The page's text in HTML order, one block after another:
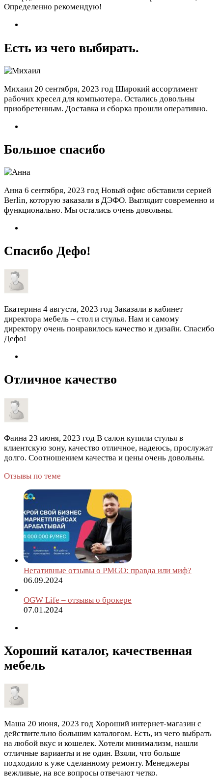
Определенно рекомендую!
Есть из чего выбирать.
Михаил 20 сентября, 2023 год Широкий ассортимент
рабочих кресел для компьютера. Остались довольны
приобретенным. Доставка и сборка прошли оперативно.
Большое спасибо
Анна 6 сентября, 2023 год Новый офис обставили серией
Berlin, которую заказали в ДЭФО. Выглядит современно и
функционально. Мы остались очень довольны.
Спасибо Дефо!
Екатерина 4 августа, 2023 год Заказали в кабинет
директора мебель – стол и стулья. Нам и самому
директору очень понравилось качество и дизайн. Спасибо
Дефо!
Отличное качество
Фаина 23 июня, 2023 год В салон купили стулья в
клиентскую зону, качество отличное, надеюсь, прослужат
долго. Соотношением качества и цены очень довольны.
Отзывы по теме
Негативные отзывы о PMGO: правда или миф?
06.09.2024
OGW Life – отзывы о брокере
07.01.2024
Хороший каталог, качественная
мебель
Маша 20 июня, 2023 год Хороший интернет-магазин с
действительно большим каталогом. Есть, из чего выбрать
на любой вкус и кошелек. Хотели минимализм, нашли
отличные варианты и не один. Взяли, что больше
подходило к уже сделанному ремонту. Менеджеры
вежливые, на все вопросы отвечают четко.